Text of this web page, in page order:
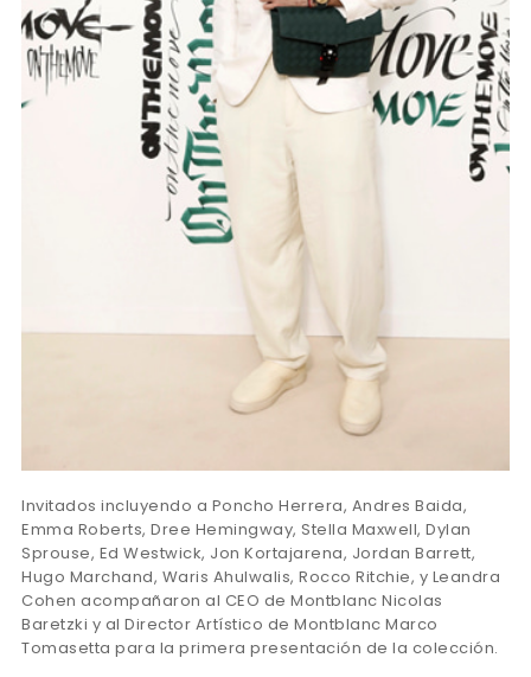
Invitados incluyendo a Poncho Herrera, Andres Baida,
Emma Roberts, Dree Hemingway, Stella Maxwell, Dylan
Sprouse, Ed Westwick, Jon Kortajarena, Jordan Barrett,
Hugo Marchand, Waris Ahulwalis, Rocco Ritchie, y Leandra
Cohen acompañaron al CEO de Montblanc Nicolas
Baretzki y al Director Artístico de Montblanc Marco
Tomasetta para la primera presentación de la colección.